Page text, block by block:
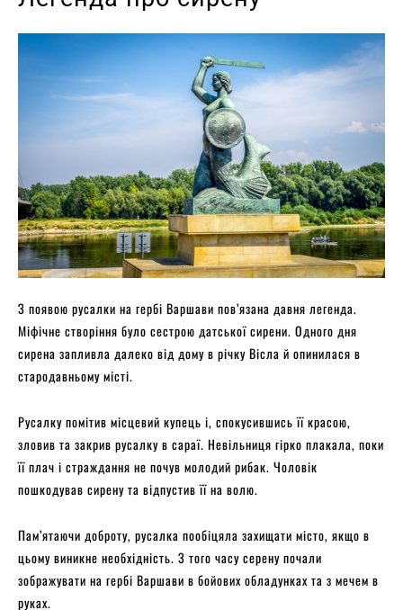
З появою русалки на гербі Варшави пов’язана давня легенда.
Міфічне створіння було сестрою датської сирени. Одного дня
сирена запливла далеко від дому в річку Вісла й опинилася в
стародавньому місті.
Русалку помітив місцевий купець і, спокусившись її красою,
зловив та закрив русалку в сараї. Невільниця гірко плакала, поки
її плач і страждання не почув молодий рибак. Чоловік
пошкодував сирену та відпустив її на волю.
Пам’ятаючи доброту, русалка пообіцяла захищати місто, якщо в
цьому виникне необхідність. З того часу серену почали
зображувати на гербі Варшави в бойових обладунках та з мечем в
руках.